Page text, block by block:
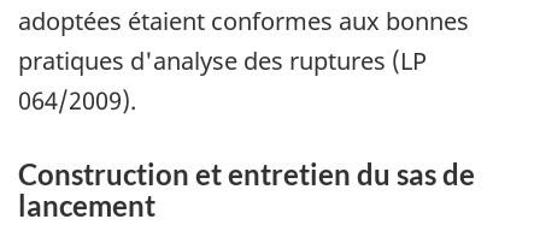
adoptées étaient conformes aux bonnes
pratiques d'analyse des ruptures (LP
064/2009).
Construction et entretien du sas de
lancement